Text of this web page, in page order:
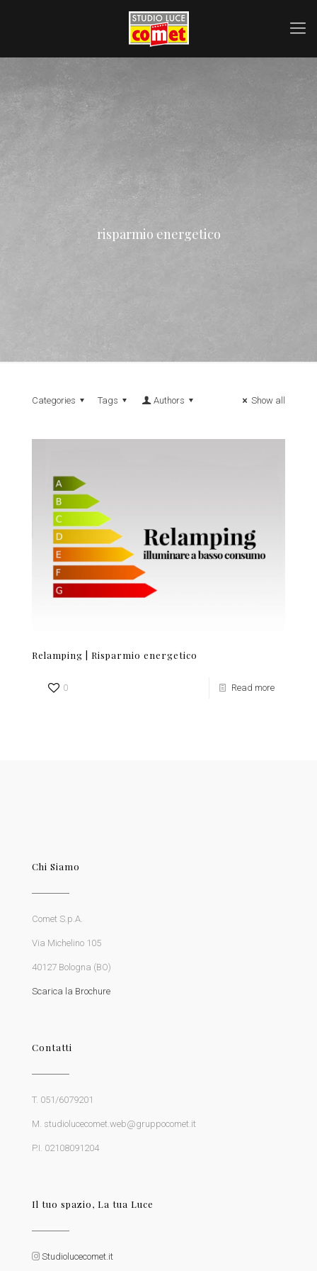
risparmio energetico
Categories Tags Authors Show all
Relamping | Risparmio energetico
0 Read more
Chi Siamo
Comet S.p.A.
Via Michelino 105
40127 Bologna (BO)
Scarica la Brochure
Contatti
T. 051/6079201
M. studiolucecomet.web@gruppocomet.it
P.I. 02108091204
Il tuo spazio, La tua Luce
Studiolucecomet.it